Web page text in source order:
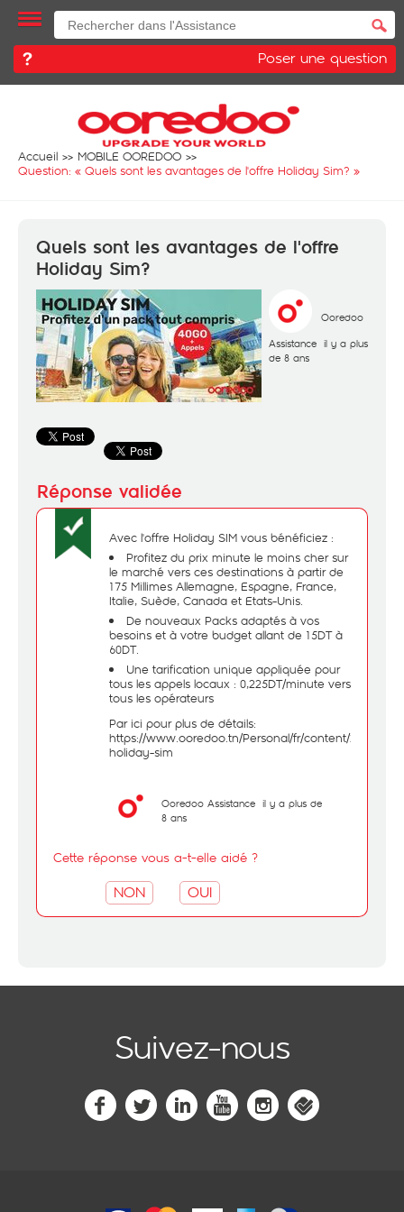
Poser une question
Accueil
MOBILE OOREDOO
Question: « Quels sont les avantages de l'offre Holiday Sim? »
Quels sont les avantages de l'offre
Holiday Sim?
Ooredoo
Assistance il y a plus
de 8 ans
Avec l'offre Holiday SIM vous bénéficiez :
Profitez du prix minute le moins cher sur
le marché vers ces destinations à partir de
175 Millimes Allemagne, Espagne, France,
Italie, Suède, Canada et Etats-Unis.
De nouveaux Packs adaptés à vos
besoins et à votre budget allant de 15DT à
60DT.
Une tarification unique appliquée pour
tous les appels locaux : 0,225DT/minute vers
tous les opérateurs
Par ici pour plus de détails:
https://www.ooredoo.tn/Personal/fr/content/286-
holiday-sim
Ooredoo Assistance il y a plus de
8 ans
Cette réponse vous a-t-elle aidé ?
NON OUI
Suivez-nous